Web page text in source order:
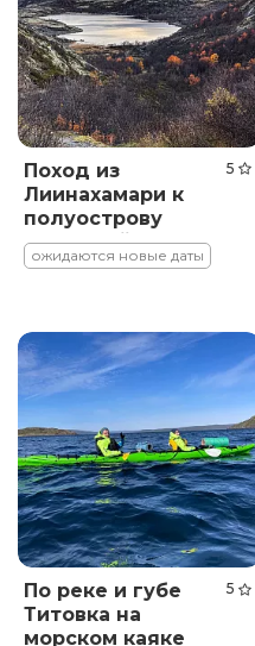
5
Поход из
Лиинахамари к
полуострову
Немецкий (ПВД)
ожидаются новые даты
5
По реке и губе
Титовка на
морском каяке